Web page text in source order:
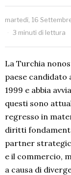
martedì, 16
3 minuti di lettura
La Turchia
paese candidato
1999 e abbia
questi sono
regresso in
diritti
partner
e il commercio,
a causa di